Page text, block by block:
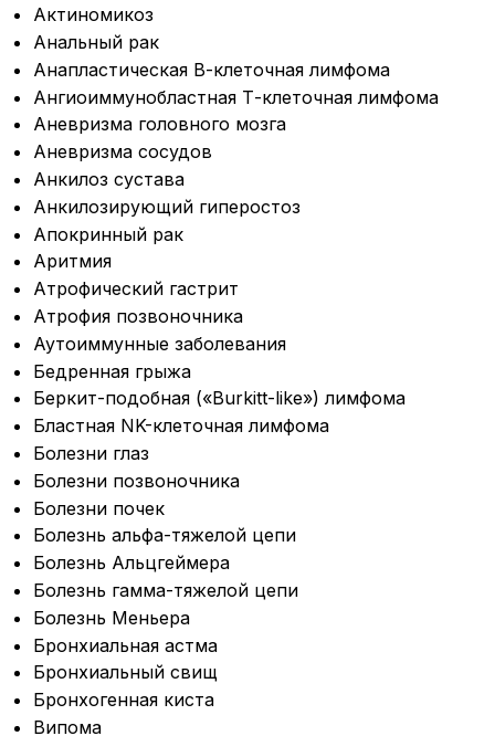
Актиномикоз
Анальный рак
Анапластическая В-клеточная лимфома
Ангиоиммунобластная Т-клеточная лимфома
Аневризма головного мозга
Аневризма сосудов
Анкилоз сустава
Анкилозирующий гиперостоз
Апокринный рак
Аритмия
Атрофический гастрит
Атрофия позвоночника
Аутоиммунные заболевания
Бедренная грыжа
Беркит-подобная («Burkitt-like») лимфома
Бластная NK-клеточная лимфома
Болезни глаз
Болезни позвоночника
Болезни почек
Болезнь альфа-тяжелой цепи
Болезнь Альцгеймера
Болезнь гамма-тяжелой цепи
Болезнь Меньера
Бронхиальная астма
Бронхиальный свищ
Бронхогенная киста
Випома